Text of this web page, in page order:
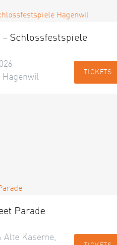
– Schlossfestspiele
Hagenwil
TICKETS
Parade
Alte Kaserne,